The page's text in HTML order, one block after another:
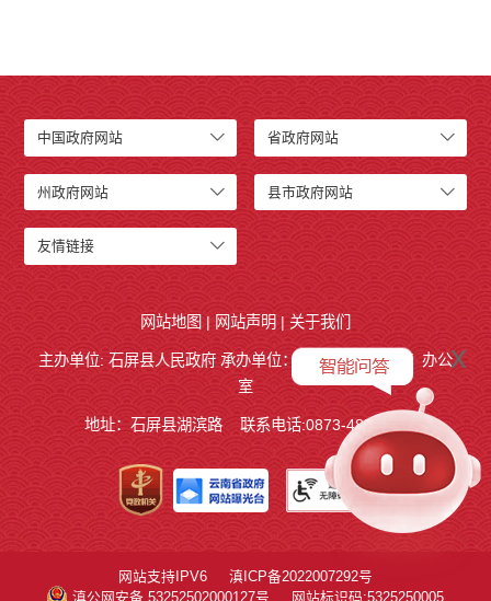
中国政府网站 省政府网站
州政府网站 县市政府网站
友情链接
网站地图 | 网站声明 | 关于我们
主办单位: 石屏县人民政府 承办单位： 石屏县人民政府 办公
室
地址：石屏县湖滨路 联系电话:0873-4858140
x
网站支持IPV6
滇ICP备2022007292号
滇公网安备 53252502000127号
网站标识码:5325250005